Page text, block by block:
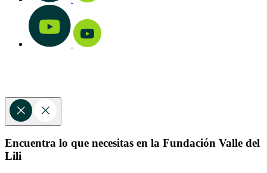
Encuentra lo que necesitas en la Fundación Valle del
Lili